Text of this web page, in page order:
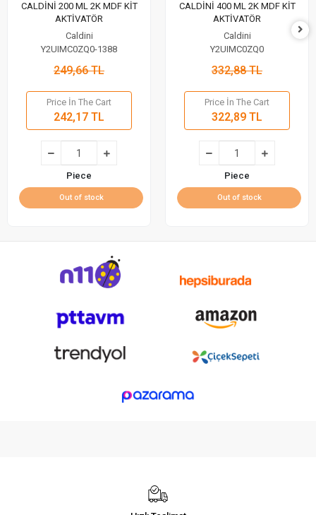
CALDİNİ 200 ML 2K MDF KİT
AKTİVATÖR
Caldini
Y2UIMC0ZQ0-1388
249,66 TL
Price İn The Cart
242,17 TL
Piece
Out of stock
CALDİNİ 400 ML 2K MDF KİT
AKTİVATÖR
Caldini
Y2UIMC0ZQ0
332,88 TL
Price İn The Cart
322,89 TL
Piece
Out of stock